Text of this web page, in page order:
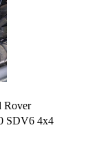
Rover
SDV6 4x4